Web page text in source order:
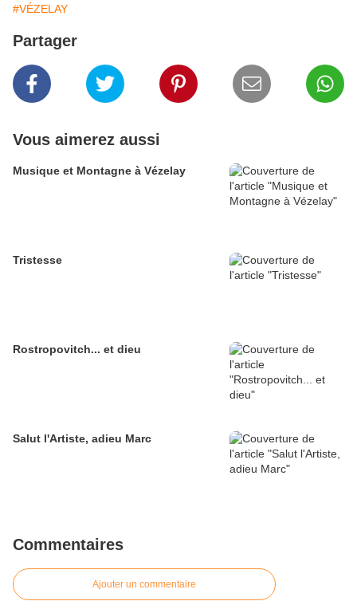
#VÉZELAY
Partager
Vous aimerez aussi
Musique et Montagne à Vézelay
Tristesse
Rostropovitch... et dieu
Salut l'Artiste, adieu Marc
Commentaires
Ajouter un commentaire